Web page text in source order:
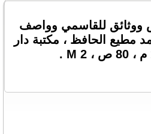
وبناؤه 1311 - 1320هـ نصوص ووثائق للقاسمي وواصف
مطيع الحافظ ، مكتبة دار